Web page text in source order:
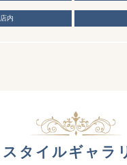
店内
スタイルギャラ